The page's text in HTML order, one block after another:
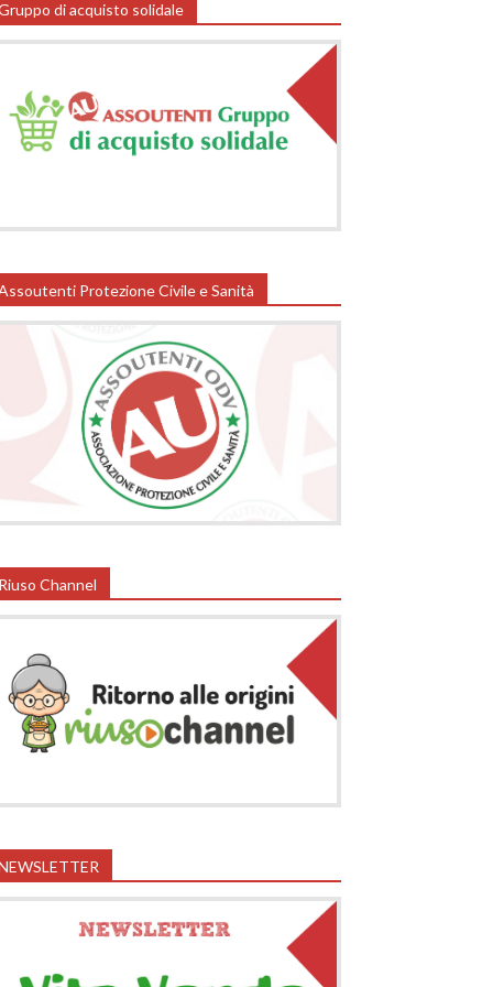
di acquisto solidale
Protezione Civile e Sanità
Riuso Channel